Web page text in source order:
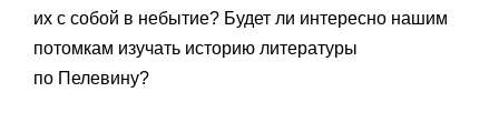
их с собой в небытие? Будет ли интересно нашим
потомкам изучать историю литературы
по Пелевину?